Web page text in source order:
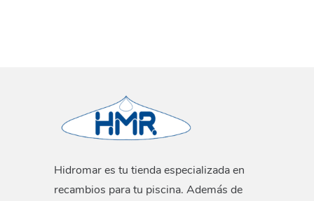
Hidromar es tu tienda especializada en
recambios para tu piscina. Además de